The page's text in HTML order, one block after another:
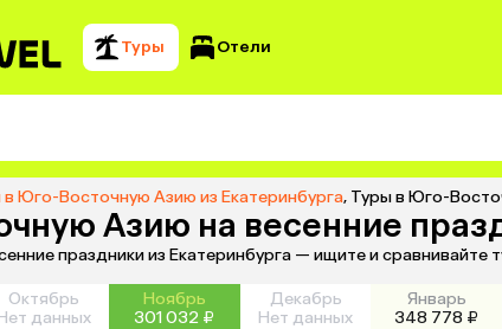
Туры Отели
в Юго-Восточную Азию из Екатеринбурга, Туры в Юго-
Азию на весенние
праздники из Екатеринбурга — ищите и сравнивайте
Октябрь
данных
Ноябрь
301 032 ₽
Декабрь
Нет данных
Январь
348 778 ₽